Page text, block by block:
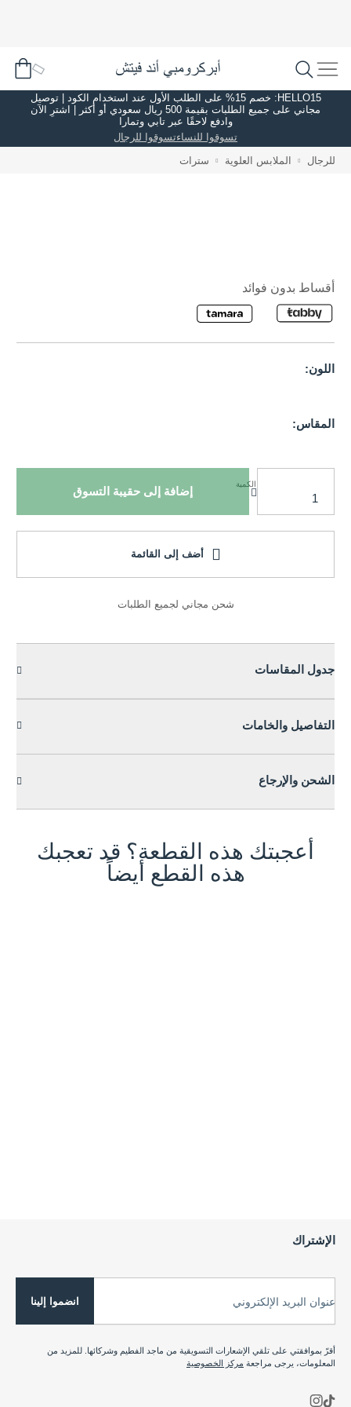
HELLO15: خصم 15% على الطلب الأول عند استخدام الكود | توصيل
مجاني على جميع الطلبات بقيمة 500 ريال سعودي أو أكثر | اشترِ الآن
وادفع لاحقًا عبر تابي وتمارا
تسوقوا للنساءتسوقوا للرجال
للرجال الملابس العلوية سترات
أقساط بدون فوائد
اللون:
المقاس:
الكمية
إضافة إلى حقيبة التسوق
أضف إلى القائمة
شحن مجاني لجميع الطلبات
جدول المقاسات
التفاصيل والخامات
الشحن والإرجاع
أعجبتك هذه القطعة؟ قد تعجبك
هذه القطع أيضاً
الإشتراك
عنوان البريد الإلكتروني انضموا إلينا
أقرّ بموافقتي على تلقي الإشعارات التسويقية من ماجد الفطيم وشركائها. للمزيد من
المعلومات، يرجى مراجعة مركز الخصوصية